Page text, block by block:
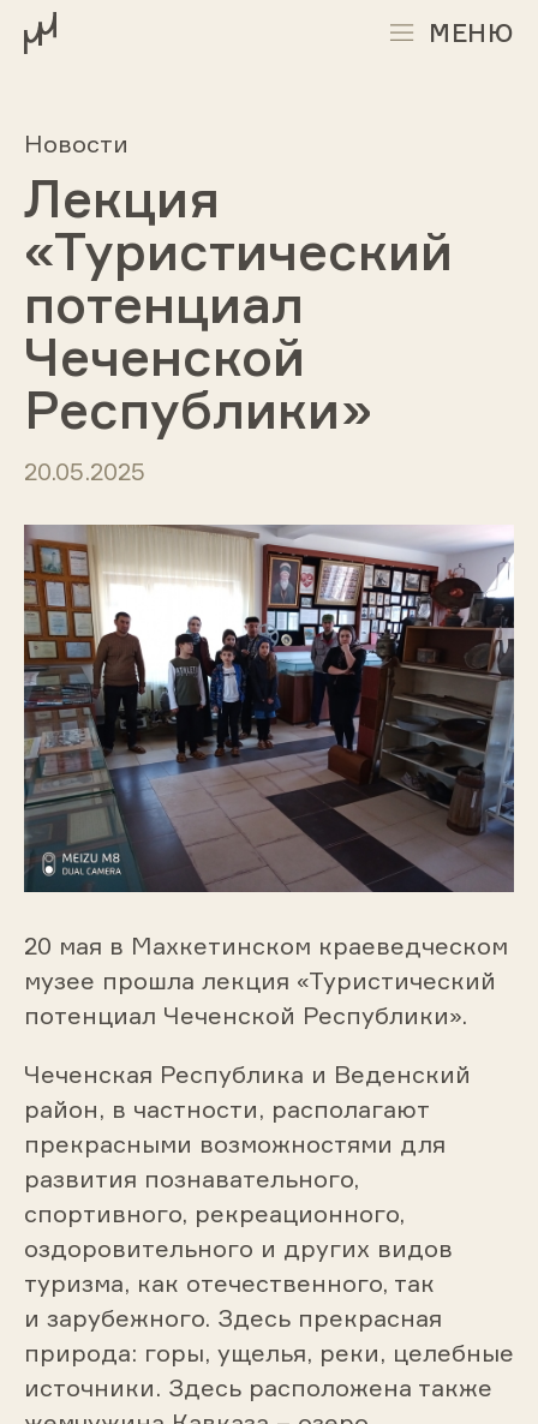
МЕНЮ
Новости
Лекция
«Туристический
потенциал
Чеченской
Республики»
20.05.2025
20 мая в Махкетинском краеведческом
музее прошла лекция «Туристический
потенциал Чеченской Республики».
Чеченская Республика и Веденский
район, в частности, располагают
прекрасными возможностями для
развития познавательного,
спортивного, рекреационного,
оздоровительного и других видов
туризма, как отечественного, так
и зарубежного. Здесь прекрасная
природа: горы, ущелья, реки, целебные
источники. Здесь расположена также